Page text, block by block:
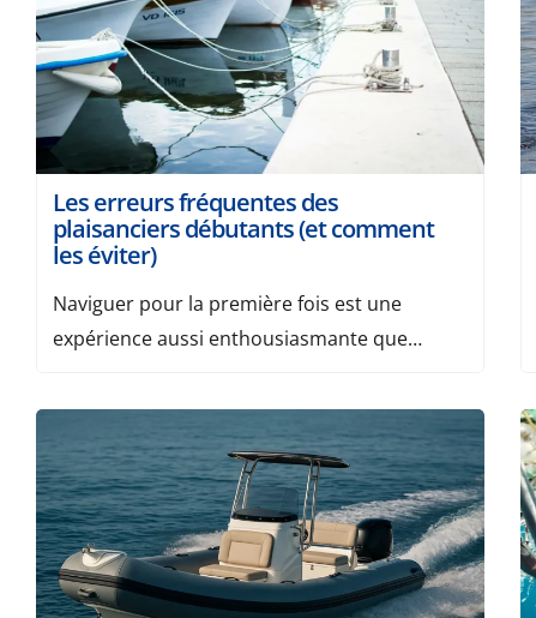
bateau. Pourquoi passer par une plateforme
spécialisée ? Notre […]
Les erreurs fréquentes des
plaisanciers débutants (et comment
les éviter)
Naviguer pour la première fois est une
expérience aussi enthousiasmante que
météo, les règles de navigation et le stress lié
à l’environnement maritime ou fluvial, les
erreurs sont fréquentes chez les plaisanciers
débutants.Bonne nouvelle : la majorité de ces
erreurs peuvent être évitées facilement avec
un minimum de […]